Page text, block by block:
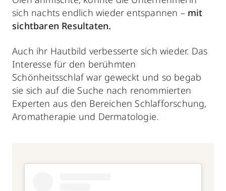
sich nachts endlich wieder entspannen – mit
sichtbaren Resultaten.
Auch ihr Hautbild verbesserte sich wieder. Das
Interesse für den berühmten
Schönheitsschlaf war geweckt und so begab
sie sich auf die Suche nach renommierten
Experten aus den Bereichen Schlafforschung,
Aromatherapie und Dermatologie.